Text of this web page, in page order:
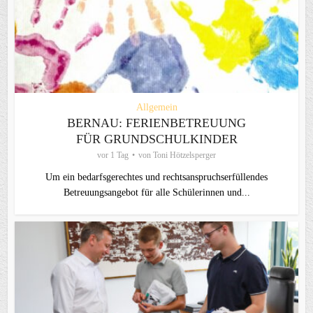
Allgemein
BERNAU: FERIENBETREUUNG
FÜR GRUNDSCHULKINDER
vor 1 Tag von Toni Hötzelsperger
Um ein bedarfsgerechtes und rechtsanspruchserfüllendes
Betreuungsangebot für alle Schülerinnen und...